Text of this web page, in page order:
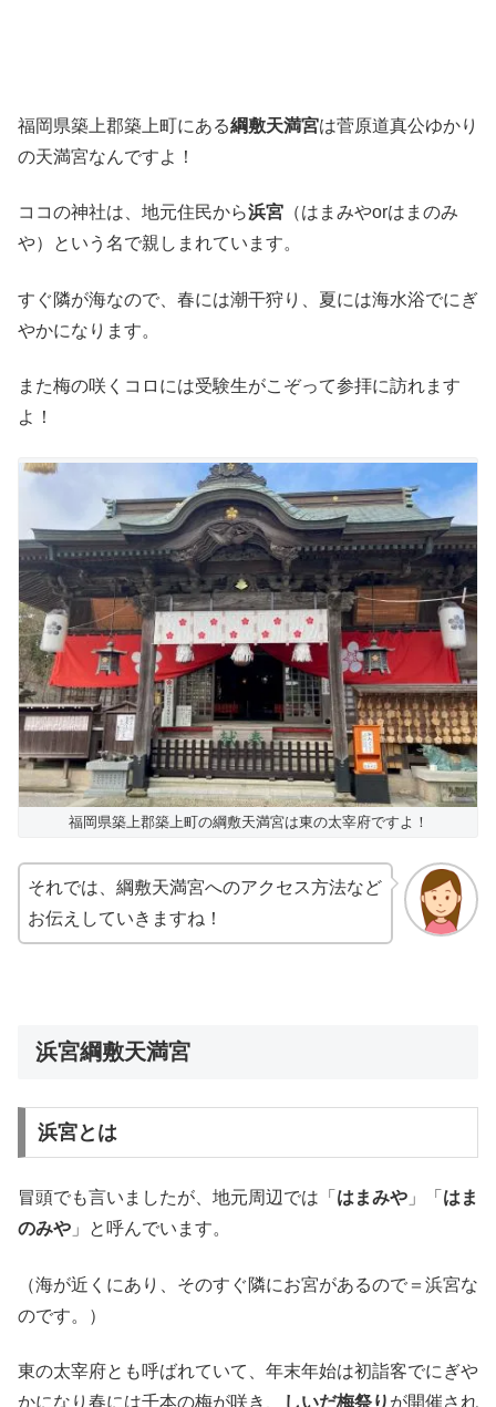
福岡県築上郡築上町にある綱敷天満宮は菅原道真公ゆかり
の天満宮なんですよ！
ココの神社は、地元住民から浜宮 （はまみやorはまのみ
や）という名で親しまれています。
すぐ隣が海なので、春には潮干狩り、夏には海水浴でにぎ
やかになります。
また梅の咲くコロには受験生がこぞって参拝に訪れます
よ！
福岡県築上郡築上町の綱敷天満宮は東の太宰府ですよ！
それでは、綱敷天満宮へのアクセス方法など
お伝えしていきますね！
浜宮綱敷天満宮
浜宮とは
冒頭でも言いましたが、地元周辺では「 はまみや 」「 はま
のみや 」と呼んでいます。
（海が近くにあり、そのすぐ隣にお宮があるので＝浜宮な
のです。）
東の太宰府とも呼ばれていて、年末年始は初詣客でにぎや
かになり春には千本の梅が咲き、
しいだ梅祭り が開催され